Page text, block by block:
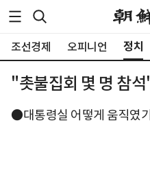
조선경제 오피니언 정치
"촛불집회 몇 명 참
●대통령실 어떻게 움직였